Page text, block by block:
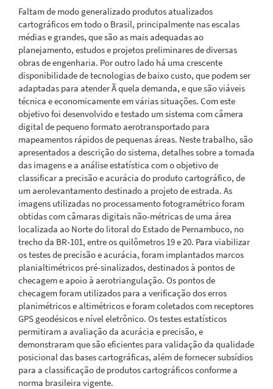
Faltam de modo generalizado produtos atualizados
cartográficos em todo o Brasil, principalmente nas escalas
médias e grandes, que são as mais adequadas ao
planejamento, estudos e projetos preliminares de diversas
obras de engenharia. Por outro lado há uma crescente
disponibilidade de tecnologias de baixo custo, que podem ser
adaptadas para atender Ã quela demanda, e que são viáveis
técnica e economicamente em várias situações. Com este
objetivo foi desenvolvido e testado um sistema com câmera
digital de pequeno formato aerotransportado para
mapeamentos rápidos de pequenas áreas. Neste trabalho, são
apresentados a descrição do sistema, detalhes sobre a tomada
das imagens e a análise estatística com o objetivo de
classificar a precisão e acurácia do produto cartográfico, de
um aerolevantamento destinado a projeto de estrada. As
imagens utilizadas no processamento fotogramétrico foram
obtidas com câmaras digitais não-métricas de uma área
localizada ao Norte do litoral do Estado de Pernambuco, no
trecho da BR-101, entre os quilômetros 19 e 20. Para viabilizar
os testes de precisão e acurácia, foram implantados marcos
planialtimétricos pré-sinalizados, destinados à pontos de
checagem e apoio à aerotriangulação. Os pontos de
checagem foram utilizados para a verificação dos erros
planimétricos e altimétricos e foram coletados com receptores
GPS geodésicos e nível eletrônico. Os testes estatísticos
permitiram a avaliação da acurácia e precisão, e
demonstraram que são eficientes para validação da qualidade
posicional das bases cartográficas, além de fornecer subsídios
para a classificação de produtos cartográficos conforme a
norma brasileira vigente.